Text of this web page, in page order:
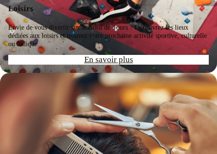
Loisirs
Envie de vous divertir sur le Nord de Tours ? Découvrez les lieux
dédiées aux loisirs et trouvez votre prochaine activité sportive, culturelle
ou ludique.
En savoir plus